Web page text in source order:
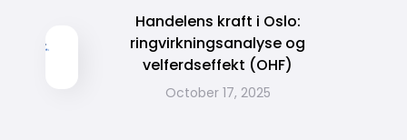
Handelens kraft i Oslo:
ringvirkningsanalyse og
velferdseffekt (OHF)
October 17, 2025